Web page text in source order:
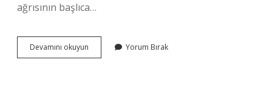
ağrısının başlıca…
Devamını okuyun Bacaklarda
Ağrı
Yorum Bırak